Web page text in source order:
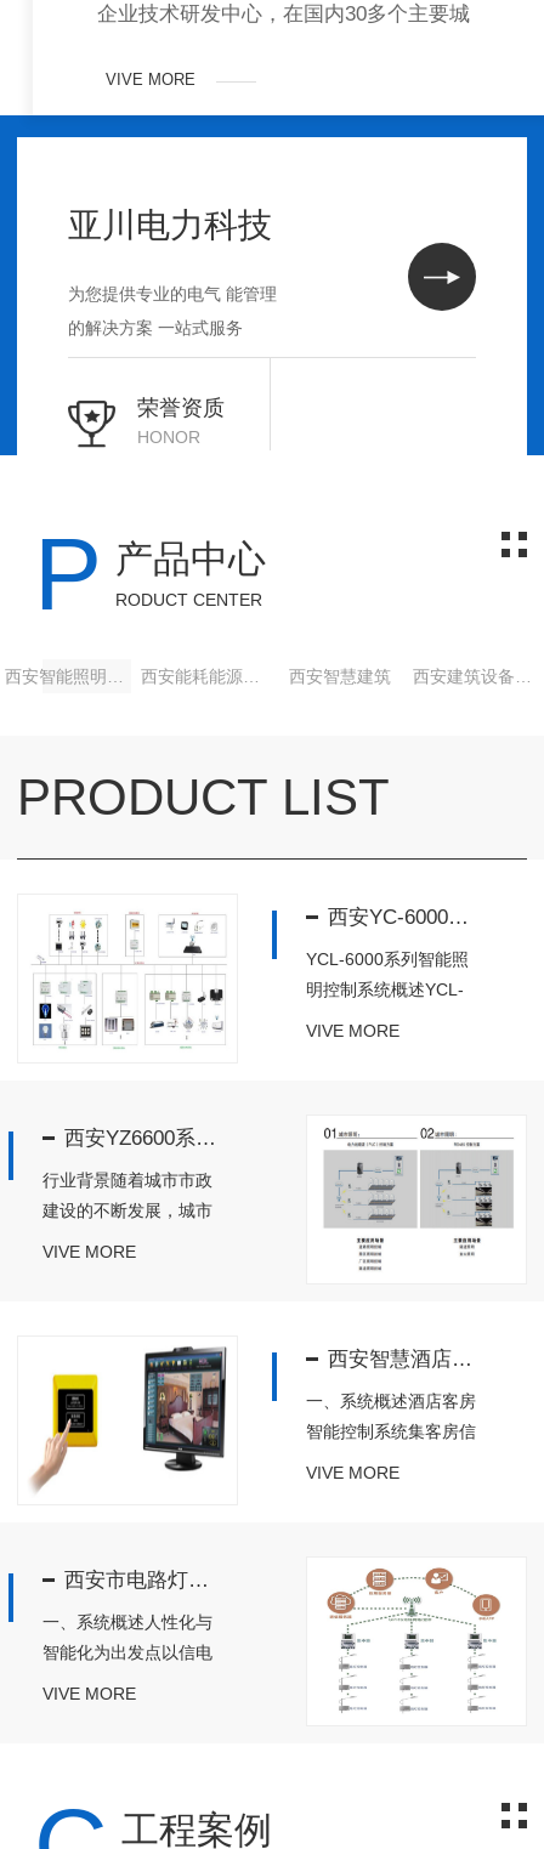
企业技术研发中心，在国内30多个主要城
VIVE MORE
亚川电力科技
为您提供专业的电气 能管理
的解决方案 一站式服务
荣誉资质
HONOR
P 产品中心
RODUCT CENTER
西安智慧建筑
PRODUCT LIST
西安YC-6000系列智能照明控制系统
YCL-6000系列智能照
明控制系统概述YCL-
能角度出发，立足于楼
宇照明、景观照明、园
区照明、公共照明、家
居照...
VIVE MORE
西安YZ6600系列智慧城市路灯照明系统
行业背景随着城市市政
建设的不断发展，城市
耗不仅增加了电力消
耗，同时也带来了电力
生产背后的能源浪费，
造成环境污染和光污
染，...
VIVE MORE
西安智慧酒店照明系统
一、系统概述酒店客房
智能控制系统集客房信
范、加以计算机互联技
术的利用实现网络化监
控:客房人员身份、客
人实时服务信息、房
VIVE MORE
西安市电路灯智能控制系统
一、系统概述人性化与
智能化为出发点以信电
系统功能调光控制：
VIVE MORE
工程案例